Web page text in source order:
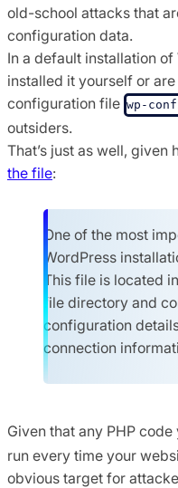
old-school attacks that
configuration data.
In a default installation of
installed it yourself or
configuration file wp-
outsiders.
That’s just as well, given
the file:
One of the most
WordPress
This file is located
file directory and
configuration
connection
Given that any PHP
run every time your
obvious target for